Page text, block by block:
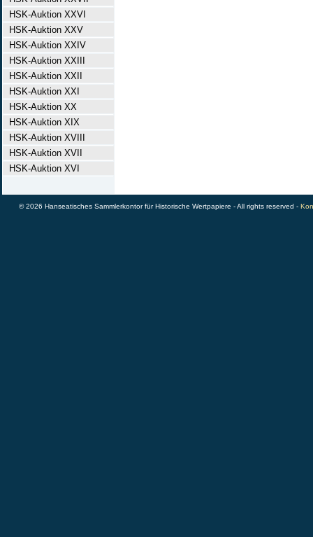
HSK-Auktion XXVI
HSK-Auktion XXV
HSK-Auktion XXIV
HSK-Auktion XXIII
HSK-Auktion XXII
HSK-Auktion XXI
HSK-Auktion XX
HSK-Auktion XIX
HSK-Auktion XVIII
HSK-Auktion XVII
HSK-Auktion XVI
© 2026 Hanseatisches Sammlerkontor für Historische Wertpapiere - All rights reserved -